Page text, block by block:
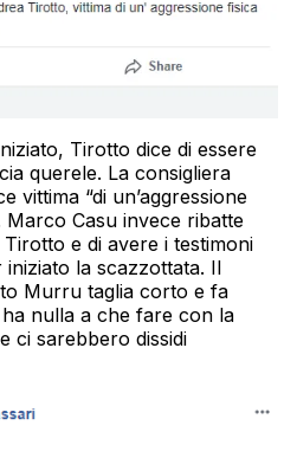
Tirotto dice di essere
querele. La consigliera
vittima “di un’aggressione
Marco Casu invece ribatte
e di avere i testimoni
la scazzottata. Il
Murru taglia corto e fa
nulla a che fare con la
ci sarebbero dissidi